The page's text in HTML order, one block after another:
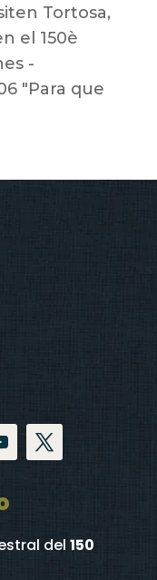
Tortosa,
el 150è
-
"Para que
del150